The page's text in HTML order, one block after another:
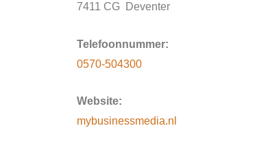
7411 CG Deventer
Telefoonnummer:
0570-504300
Website:
mybusinessmedia.nl